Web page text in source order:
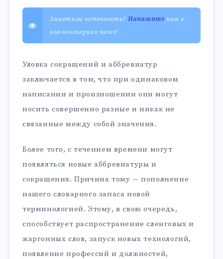
Заметили неточность? Напишитенам в
комментариях ниже!
Уловка сокращений и аббревиатур
заключается в том, что при одинаковом
написании и произношении они могут
носить совершенно разные и никак не
связанные между собой значения.
Более того, с течением времени могут
появляться новые аббревиатуры и
сокращения. Причина тому — пополнение
нашего словарного запаса новой
терминологией. Этому, в свою очередь,
способствует распространение сленговых и
жаргонных слов, запуск новых технологий,
появление профессий и должностей,